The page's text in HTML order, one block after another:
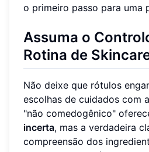
o primeiro passo para uma
Assuma o
Rotina de
Não deixe que rótulos
escolhas de cuidados com
"não comedogênico"
incerta, mas a verdadeira
compreensão dos